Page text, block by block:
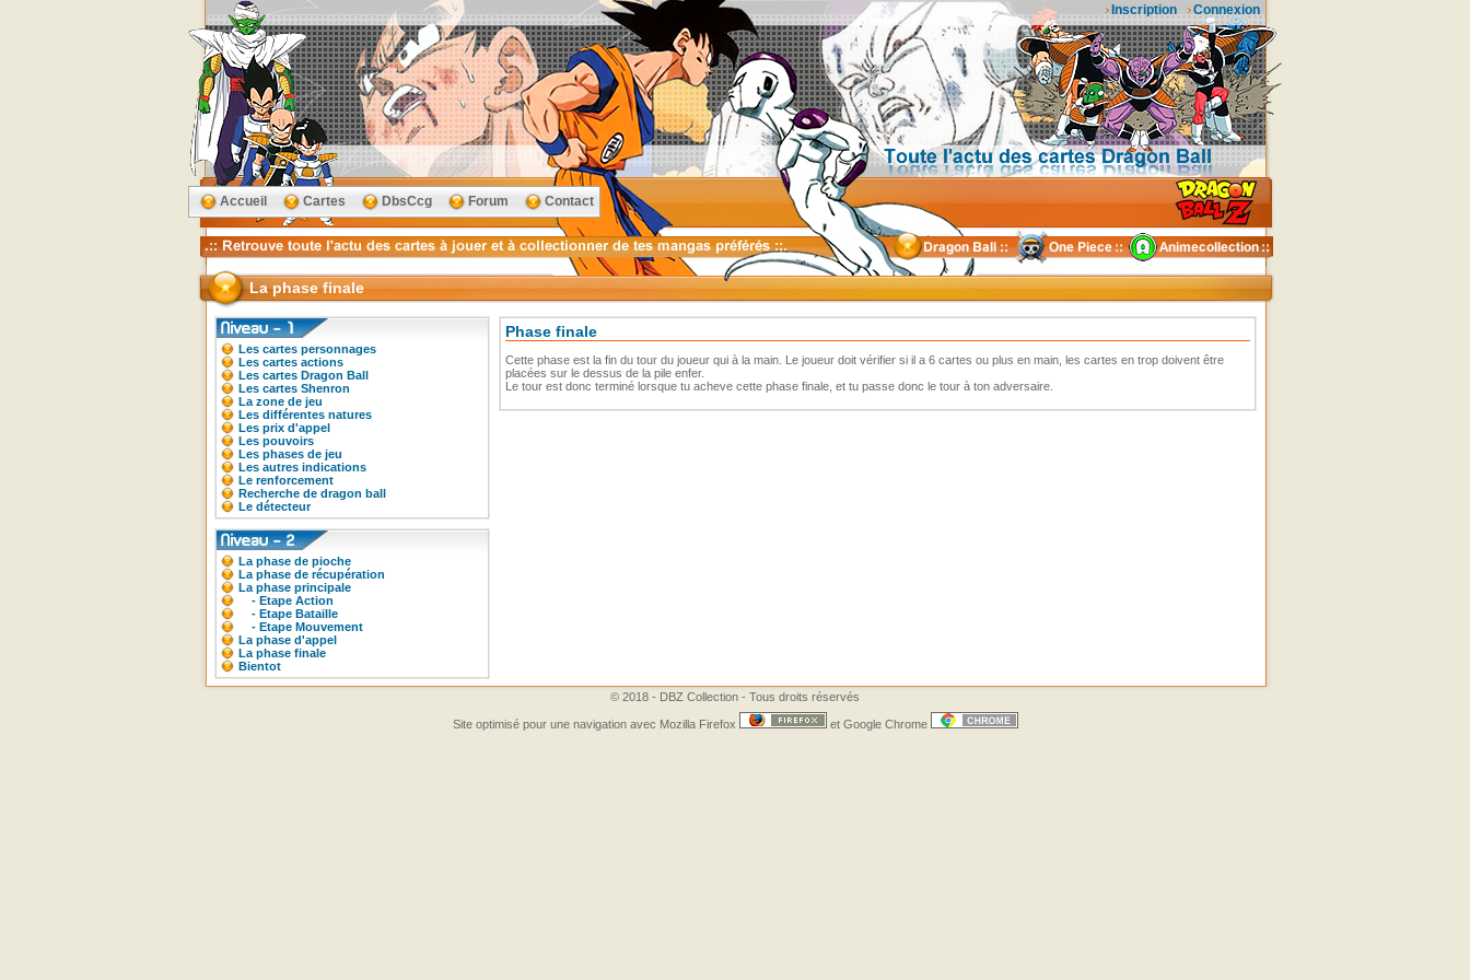
Connexion
Inscription
Accueil Cartes DbsCcg Forum Contact
La phase finale
Les cartes personnages
Les cartes actions
Les cartes Dragon Ball
Les cartes Shenron
La zone de jeu
Les différentes natures
Les prix d'appel
Les pouvoirs
Les phases de jeu
Les autres indications
Le renforcement
Recherche de dragon ball
Le détecteur
La phase de pioche
La phase de récupération
La phase principale
- Etape Action
- Etape Bataille
- Etape Mouvement
La phase d'appel
La phase finale
Bientot
Phase finale
Cette phase est la fin du tour du joueur qui à la main. Le joueur doit vérifier si il a 6 cartes ou plus en main, les cartes en trop doivent être
placées sur le dessus de la pile enfer.
Le tour est donc terminé lorsque tu acheve cette phase finale, et tu passe donc le tour à ton adversaire.
© 2018 - DBZ Collection - Tous droits réservés
Site optimisé pour une navigation avec Mozilla Firefox et Google Chrome